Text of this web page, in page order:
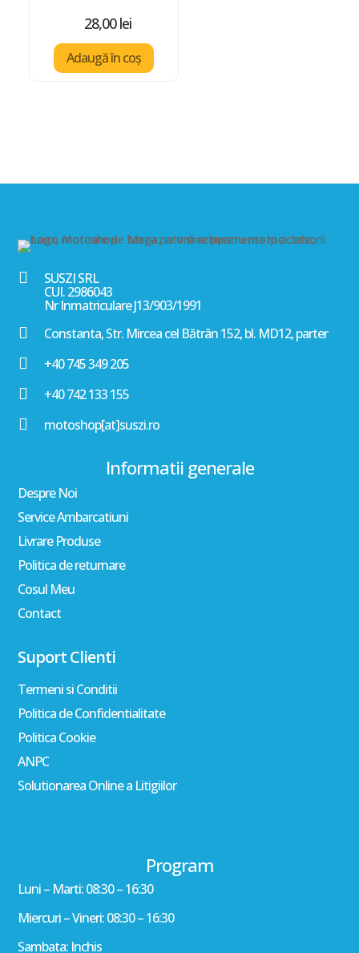
28,00lei
Adaugă în coș
 SUSZI SRL
CUI. 2986043
Nr Inmatriculare J13/903/1991

Constanta, Str. Mircea cel Bătrân 152, bl. MD12, parter

+40 745 349 205

+40 742 133 155

motoshop[at]suszi.ro
Informatii generale
Despre Noi
Service Ambarcatiuni
Livrare Produse
Politica de returnare
Cosul Meu
Contact
Suport Clienti
Termeni si Conditii
Politica de Confidentialitate
Politica Cookie
ANPC
Solutionarea Online a Litigiilor
Program
Luni – Marti: 08:30 – 16:30
Miercuri – Vineri: 08:30 – 16:30
Sambata: Inchis